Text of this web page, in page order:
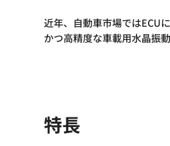
近年、自動車市場ではECU
かつ高精度な車載用水晶振
特長